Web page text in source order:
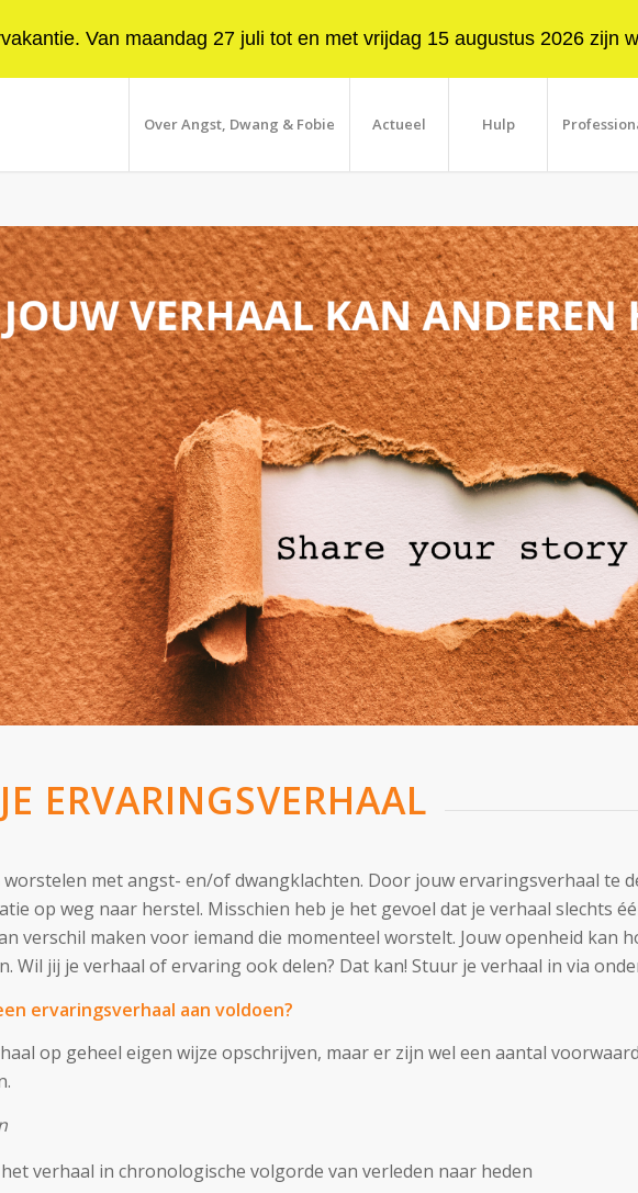
Over Angst, Dwang & Fobie Actueel Hulp
ERVARINGSVERHAAL
worstelen met angst- en/of dwangklachten. Door jouw ervaringsverhaal te
op weg naar herstel. Misschien heb je het gevoel dat je verhaal slechts
verschil maken voor iemand die momenteel worstelt. Jouw openheid kan
Wil jij je verhaal of ervaring ook delen? Dat kan! Stuur je verhaal in via
ervaringsverhaal aan voldoen?
op geheel eigen wijze opschrijven, maar er zijn wel een aantal
verhaal in chronologische volgorde van verleden naar heden
Van maandag 27 juli tot en met vrijdag 15 augustus 2026 zijn